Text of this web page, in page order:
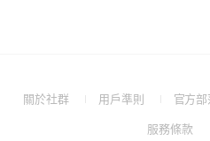
關於社群
(Open用戶準則
(Open
a
官方
服務條款